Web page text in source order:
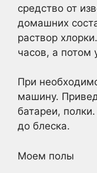
средство от
домашних
раствор
часов, а потом
При
машину.
батареи,
до блеска.
Моем полы